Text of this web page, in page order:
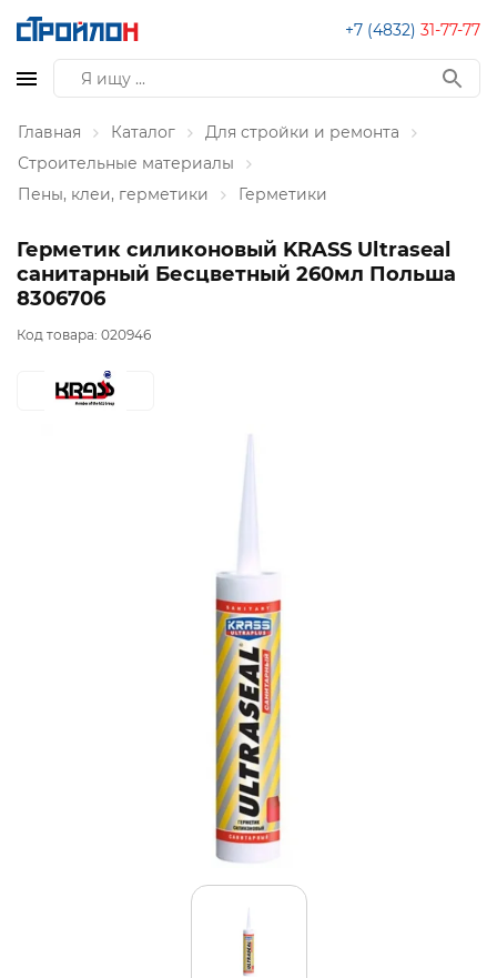
+7 (4832) 31-77-77
Главная Каталог
Для стройки и ремонта
Строительные материалы
Пены, клеи, герметики
Герметики
Герметик силиконовый KRASS Ultraseal
санитарный Бесцветный 260мл Польша
8306706
Код товара: 020946